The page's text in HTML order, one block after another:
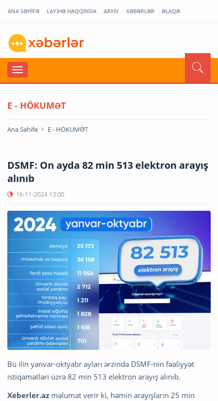
ANA SƏHİFƏ LAYİHƏ HAQQINDA ARXİV XƏBƏRLƏR ƏLAQƏ
E - HÖKUMƏT
Ana Səhifə E - HÖKUMƏT
DSMF: On ayda 82 min 513 elektron arayış
alınıb
16-11-2024 13:00
Bu ilin yanvar-oktyabr ayları ərzində DSMF-nin fəaliyyət
istiqamətləri üzrə 82 min 513 elektron arayış alınıb.
Xeberler.az məlumat verir ki, həmin arayışların 25 min